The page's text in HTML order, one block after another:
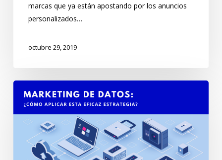
marcas que ya están apostando por los anuncios
personalizados…
octubre 29, 2019